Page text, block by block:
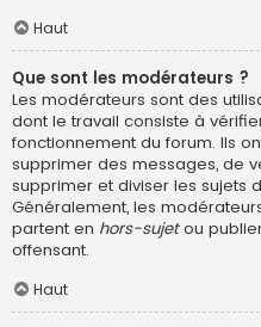
Haut
Que sont les modérateurs ?
Les modérateurs sont des
dont le travail consiste à
fonctionnement du forum. Ils
supprimer des messages, de
supprimer et diviser les sujets
Généralement, les
partent en hors-sujetou
offensant.
Haut